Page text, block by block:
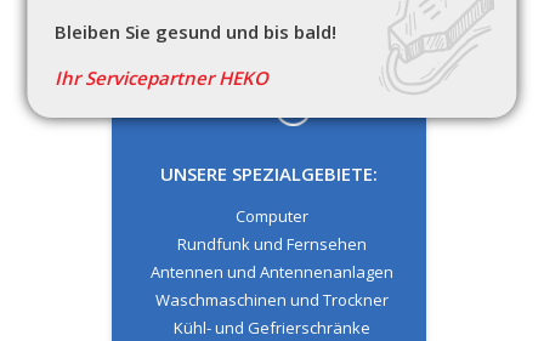
Bleiben Sie gesund und bis bald!
Ihr Servicepartner HEKO
UNSERE SPEZIALGEBIETE:
Computer
Rundfunk und Fernsehen
Antennen und Antennenanlagen
Waschmaschinen und Trockner
Kühl- und Gefrierschränke